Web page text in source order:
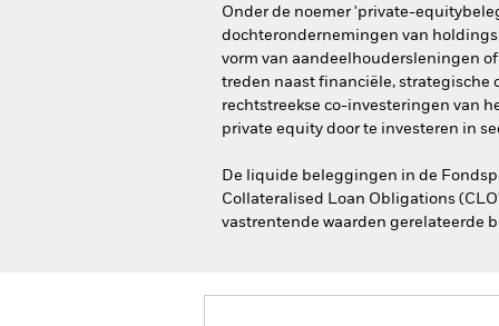
Onder de noemer 'private-
dochterondernemingen van
vorm van aandeelhoudersleningen
treden naast financiële, strategische
rechtstreekse co-investeringen van
private equity door te investeren in
De liquide beleggingen in de
Collateralised Loan Obligations
vastrentende waarden gerelateerde